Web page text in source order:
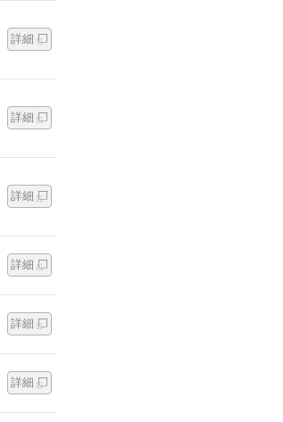
詳細
詳細
詳細
詳細
詳細
詳細